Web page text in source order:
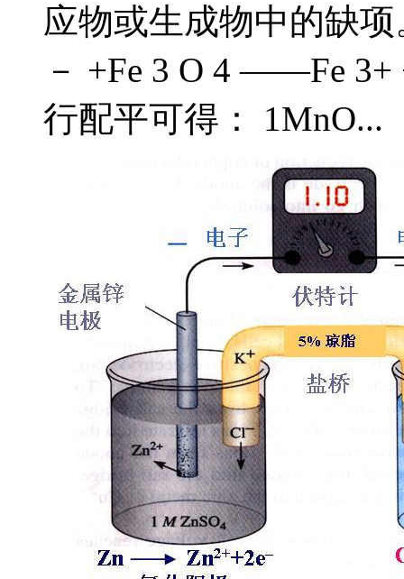
应物或生成物中的缺
－ +Fe 3 O 4 ——Fe
行配平可得： 1MnO...